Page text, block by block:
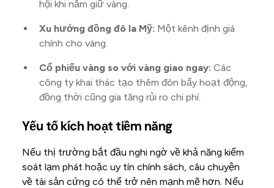
hội khi nắm giữ vàng.
Xu hướng đồng đô la Mỹ: Một kênh định giá
chính cho vàng.
Cổ phiếu vàng so với vàng giao ngay: Các
công ty khai thác tạo thêm đòn bẩy hoạt động,
đồng thời cũng gia tăng rủi ro chi phí.
Yếu tố kích hoạt tiềm năng
Nếu thị trường bắt đầu nghi ngờ về khả năng kiểm
soát lạm phát hoặc uy tín chính sách, câu chuyện
về tài sản cứng có thể trở nên mạnh mẽ hơn. Nếu